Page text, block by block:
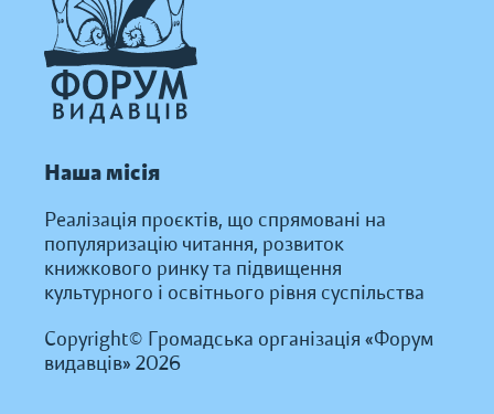
Наша місія
Реалізація проєктів, що спрямовані на
популяризацію читання, розвиток
книжкового ринку та підвищення
культурного і освітнього рівня суспільства
Copyright© Громадська організація «Форум
видавців» 2026